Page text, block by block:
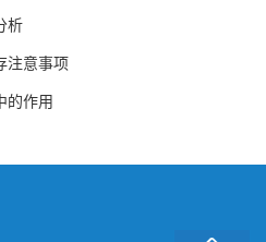
析
注意事项
的作用